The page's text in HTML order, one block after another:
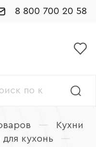
8 800 700 20 58
—
Кухни
кухонь
—